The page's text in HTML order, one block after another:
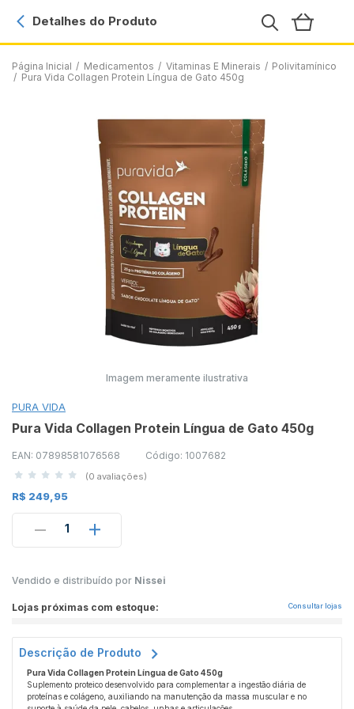
Página Inicial / Medicamentos / Vitaminas E Minerais / Polivitamínico
/ Pura Vida Collagen Protein Língua de Gato 450g
Detalhes do Produto
Imagem meramente ilustrativa
PURA VIDA
Pura Vida Collagen Protein Língua de Gato 450g
EAN: 07898581076568 Código: 1007682
(0 avaliações)
R$ 249,95
1
Vendido e distribuído por Nissei
Lojas próximas com estoque: Consultar lojas
Descrição de Produto
Pura Vida Collagen Protein Língua de Gato 450g
Suplemento proteico desenvolvido para complementar a ingestão diária de
proteínas e colágeno, auxiliando na manutenção da massa muscular e no